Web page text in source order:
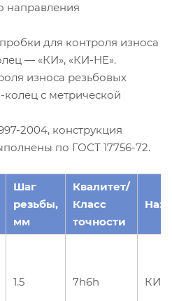
направления
для контроля износа
— «КИ», «КИ-НЕ».
износа резьбовых
с метрической
2004, конструкция
по ГОСТ 17756-72.
Шаг
резьбы,
мм
Квалитет/
Класс
точности
1.5 7h6h КИ-